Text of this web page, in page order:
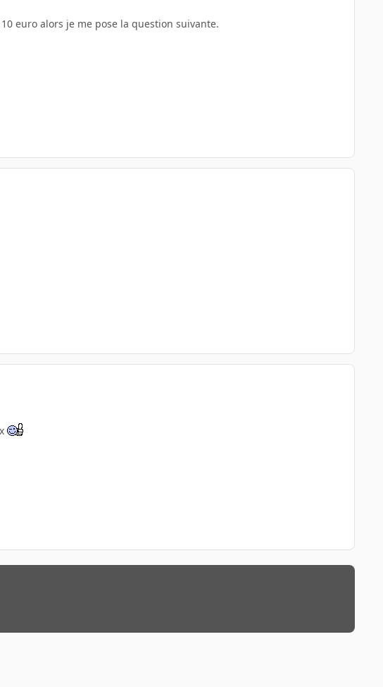
euro alors je me pose la question suivante.